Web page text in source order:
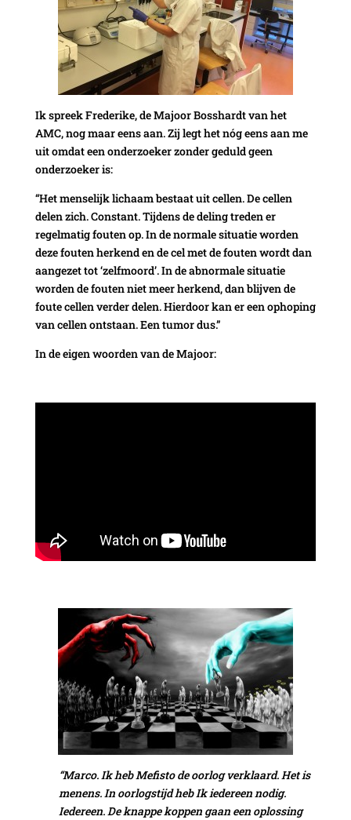
Ik spreek Frederike, de Majoor Bosshardt van het
AMC, nog maar eens aan. Zij legt het nóg eens aan me
uit omdat een onderzoeker zonder geduld geen
onderzoeker is:
“Het menselijk lichaam bestaat uit cellen. De cellen
delen zich. Constant. Tijdens de deling treden er
regelmatig fouten op. In de normale situatie worden
deze fouten herkend en de cel met de fouten wordt dan
aangezet tot ‘zelfmoord’. In de abnormale situatie
worden de fouten niet meer herkend, dan blijven de
foute cellen verder delen. Hierdoor kan er een ophoping
van cellen ontstaan. Een tumor dus.”
In de eigen woorden van de Majoor:
“Marco. Ik heb Mefisto de oorlog verklaard. Het is
menens. In oorlogstijd heb Ik iedereen nodig.
Iedereen. De knappe koppen gaan een oplossing